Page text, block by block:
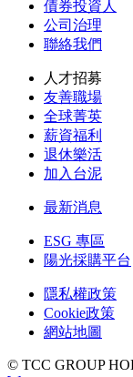
債券投資人
公司治理
聯絡我們
人才招募
友善職場
全球菁英
薪資福利
退休樂活
加入台泥
最新消息
ESG 專區
陽光採購平台
隱私權政策
Cookie政策
網站地圖
© TCC GROUP